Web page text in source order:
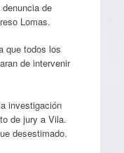
de
Lomas.
que todos los
de intervenir
investigación
de jury a Vila.
desestimado.